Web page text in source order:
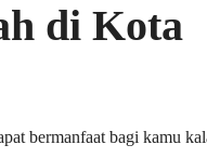
di Kota
bermanfaat bagi kamu